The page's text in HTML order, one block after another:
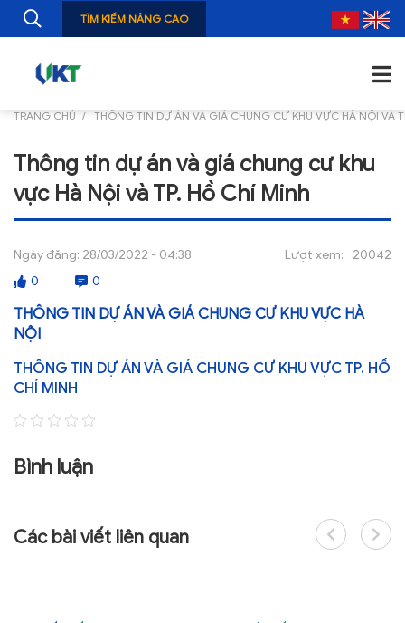
GIỚI THIỆU
TIN TỨC
NGHIÊN CỨU
ẤN PHẨM
ĐÀO TẠO, BỒI DƯỠNG
TƯ VẤN
TRAO ĐỔI
TÌM KIẾM NÂNG CAO
TRANG CHỦ THÔNG TIN DỰ ÁN VÀ GIÁ CHUNG CƯ KHU VỰC HÀ NỘI VÀ
Thông tin dự án và giá chung cư khu
vực Hà Nội và TP. Hồ Chí Minh
Ngày đăng: 28/03/2022 - 04:38 Lượt xem:
20042
0
0
THÔNG TIN DỰ ÁN VÀ GIÁ CHUNG CƯ KHU VỰC HÀ
NỘI
THÔNG TIN DỰ ÁN VÀ GIÁ CHUNG CƯ KHU VỰC TP. HỒ
CHÍ MINH
Bình luận
Các bài viết liên quan